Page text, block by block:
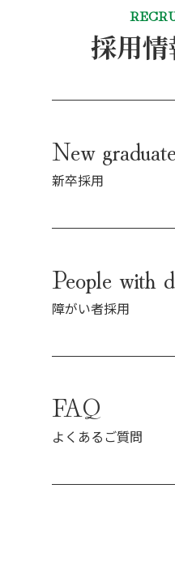
採用
New
新卒採用
People with
障がい者採用
FAQ
よくあるご質問